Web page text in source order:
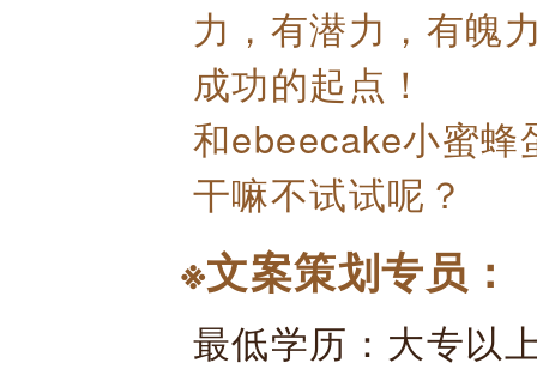
力，有潜力，有魄
成功的起点！
和ebeecake小蜜蜂
干嘛不试试呢？
※文案策划专员：
最低学历：大专以